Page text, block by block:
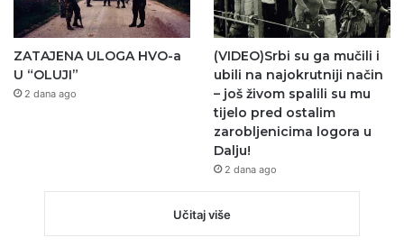
ZATAJENA ULOGA HVO-a
U “OLUJI”
2 dana ago
(VIDEO)Srbi su ga mučili i
ubili na najokrutniji način
– još živom spalili su mu
tijelo pred ostalim
zarobljenicima logora u
Dalju!
2 dana ago
Učitaj više